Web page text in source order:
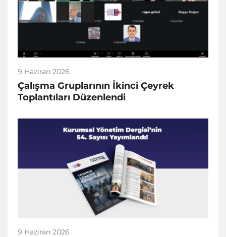
9 Haziran 2026
Çalışma Gruplarının İkinci Çeyrek
Toplantıları Düzenlendi
9 Haziran 2026